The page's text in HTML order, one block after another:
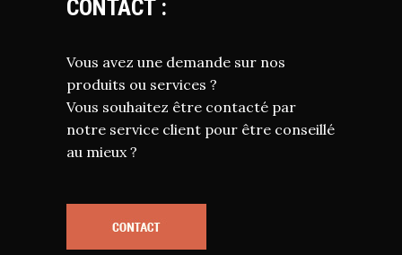
CONTACT :
Vous avez une demande sur nos
produits ou services ?
Vous souhaitez être contacté par
notre service client pour être conseillé
au mieux ?